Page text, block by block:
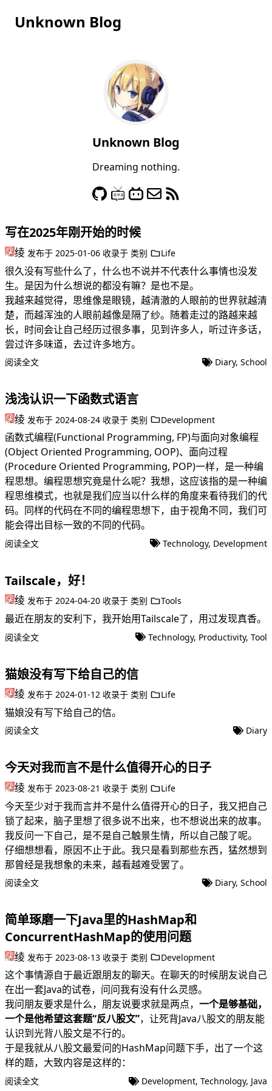
Unknown Blog
Unknown Blog
Dreaming nothing.
写在2025年刚开始的时候
绫 发布于 2025-01-06 收录于 类别 Life
很久没有写些什么了，什么也不说并不代表什么事情也没发
生。是因为什么想说的都没有嘛？是也不是。
我越来越觉得，思维像是眼镜，越清澈的人眼前的世界就越清
楚，而越浑浊的人眼前越像是隔了纱。随着走过的路越来越
长，时间会让自己经历过很多事，见到许多人，听过许多话，
尝过许多味道，去过许多地方。
阅读全文 Diary, School
浅浅认识一下函数式语言
绫 发布于 2024-08-24 收录于 类别 Development
函数式编程(Functional Programming, FP)与面向对象编程
(Object Oriented Programming, OOP)、面向过程
(Procedure Oriented Programming, POP)一样，是一种编
程思想。编程思想究竟是什么呢？我想，这应该指的是一种编
程思维模式，也就是我们应当以什么样的角度来看待我们的代
码。同样的代码在不同的编程思想下，由于视角不同，我们可
能会得出目标一致的不同的代码。
阅读全文 Technology, Development
Tailscale，好！
绫 发布于 2024-04-20 收录于 类别 Tools
最近在朋友的安利下，我开始用Tailscale了，用过发现真香。
阅读全文 Technology, Productivity, Tool
猫娘没有写下给自己的信
绫 发布于 2024-01-12 收录于 类别 Life
猫娘没有写下给自己的信。
阅读全文 Diary
今天对我而言不是什么值得开心的日子
绫 发布于 2023-08-21 收录于 类别 Life
今天至少对于我而言并不是什么值得开心的日子，我又把自己
锁了起来，脑子里想了很多说不出来，也不想说出来的故事。
我反问一下自己，是不是自己触景生情，所以自己酸了呢。
仔细想想看，原因不止于此。我只是看到那些东西，猛然想到
那曾经是我想象的未来，越看越难受罢了。
阅读全文 Diary, School
简单琢磨一下Java里的HashMap和
ConcurrentHashMap的使用问题
绫 发布于 2023-08-13 收录于 类别 Development
这个事情源自于最近跟朋友的聊天。在聊天的时候朋友说自己
在出一套Java的试卷，问问我有没有什么灵感。
我问朋友要求是什么，朋友说要求就是两点， 一个是够基础，
一个是他希望这套题“反八股文”，让死背Java八股文的朋友能
认识到光背八股文是不行的。
于是我就从八股文最爱问的HashMap问题下手，出了一个这
样的题，大致内容是这样的：
阅读全文 Development, Technology, Java